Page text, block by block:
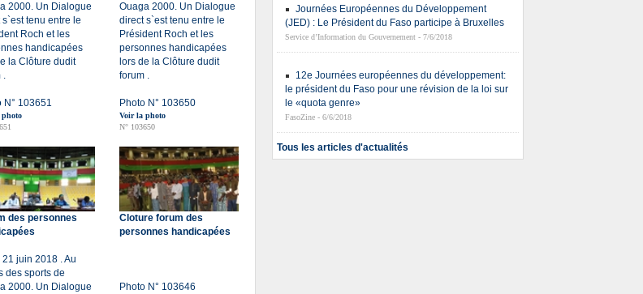
2000. Un Dialogue
s`est tenu entre le
Roch et les
handicapées
la Clôture dudit
.
N° 103651
Ouaga 2000. Un Dialogue
direct s`est tenu entre le
Président Roch et les
personnes handicapées
lors de la Clôture dudit
forum .
Photo N° 103650
Voir la photo
N° 103650
des personnes
juin 2018 . Au
des sports de
2000. Un Dialogue
Cloture forum des
personnes handicapées
Photo N° 103646
Journées Européennes du Développement
(JED) : Le Président du Faso participe à Bruxelles
Service d’Information du Gouvernement - 7/6/2018
12e Journées européennes du développement:
le président du Faso pour une révision de la loi sur
le «quota genre»
FasoZine - 6/6/2018
Tous les articles d'actualités